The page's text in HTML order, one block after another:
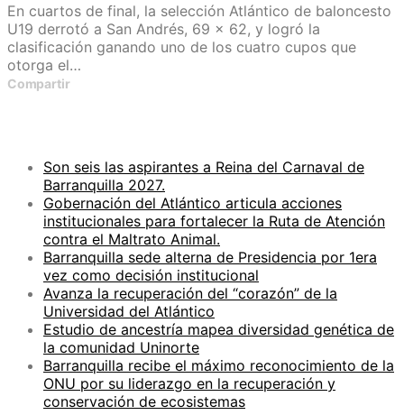
En cuartos de final, la selección Atlántico de baloncesto
U19 derrotó a San Andrés, 69 x 62, y logró la
clasificación ganando uno de los cuatro cupos que
otorga el…
Compartir
Son seis las aspirantes a Reina del Carnaval de
Barranquilla 2027.
Gobernación del Atlántico articula acciones
institucionales para fortalecer la Ruta de Atención
contra el Maltrato Animal.
Barranquilla sede alterna de Presidencia por 1era
vez como decisión institucional
Avanza la recuperación del “corazón” de la
Universidad del Atlántico
Estudio de ancestría mapea diversidad genética de
la comunidad Uninorte
Barranquilla recibe el máximo reconocimiento de la
ONU por su liderazgo en la recuperación y
conservación de ecosistemas